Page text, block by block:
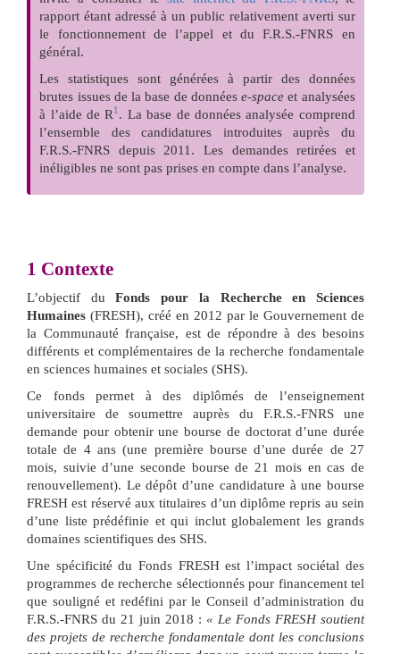
rapport étant adressé à un public relativement averti sur
le fonctionnement de l’appel et du F.R.S.-FNRS en
général.
Les statistiques sont générées à partir des données
brutes issues de la base de donnéese-space et analysées
à l’aide de R1 . La base de données analysée comprend
l’ensemble des candidatures introduites auprès du
F.R.S.-FNRS depuis 2011. Les demandes retirées et
inéligibles ne sont pas prises en compte dans l’analyse.
1 Contexte
L’objectif duFonds pour la Recherche en Sciences
Humaines (FRESH), créé en 2012 par le Gouvernement de
la Communauté française, est de répondre à des besoins
différents et complémentaires de la recherche fondamentale
en sciences humaines et sociales (SHS).
Ce fonds permet à des diplômés de l’enseignement
universitaire de soumettre auprès du F.R.S.-FNRS une
demande pour obtenir une bourse de doctorat d’une durée
totale de 4 ans (une première bourse d’une durée de 27
mois, suivie d’une seconde bourse de 21 mois en cas de
renouvellement). Le dépôt d’une candidature à une bourse
FRESH est réservé aux titulaires d’un diplôme repris au sein
d’une liste prédéfinie et qui inclut globalement les grands
domaines scientifiques des SHS.
Une spécificité du Fonds FRESH est l’impact sociétal des
programmes de recherche sélectionnés pour financement tel
que souligné et redéfini par le Conseil d’administration du
F.R.S.-FNRS du 21 juin 2018 : « Le Fonds FRESH soutient
des projets de recherche fondamentale dont les conclusions